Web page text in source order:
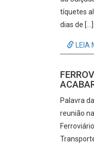
tíquetes
dias de […]
LEIA
Palavra
reunião